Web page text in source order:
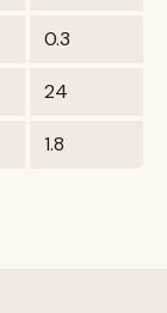
0.3
24
1.8